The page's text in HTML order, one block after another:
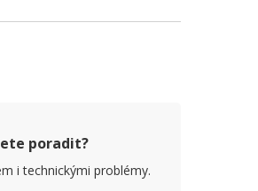
poradit?
i technickými problémy.